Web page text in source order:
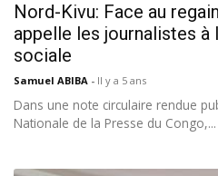
Nord-Kivu: Face au
appelle les journalistes
sociale
Samuel ABIBA - Il y a 5 ans
Dans une note circulaire rendue
Nationale de la Presse du Congo,...